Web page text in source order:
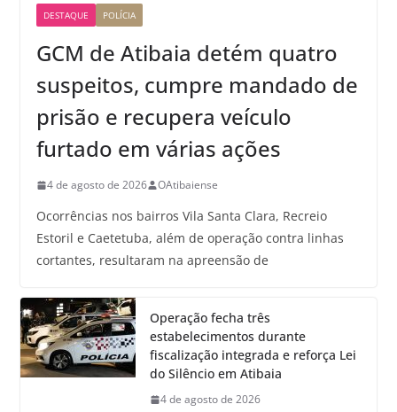
DESTAQUE POLÍCIA
GCM de Atibaia detém quatro
suspeitos, cumpre mandado de
prisão e recupera veículo
furtado em várias ações
4 de agosto de 2026 OAtibaiense
Ocorrências nos bairros Vila Santa Clara, Recreio
Estoril e Caetetuba, além de operação contra linhas
cortantes, resultaram na apreensão de
Operação fecha três
estabelecimentos durante
fiscalização integrada e reforça Lei
do Silêncio em Atibaia
4 de agosto de 2026